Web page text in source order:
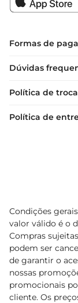
Formas de
Dúvidas
Política de
Política de
Condições
valor válido é o
Compras
podem ser
de garantir o
nossas
promocionais
cliente. Os